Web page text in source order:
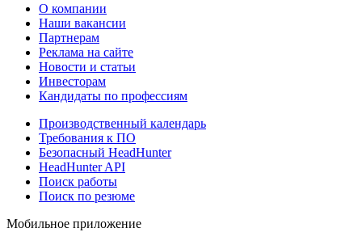
О компании
Наши вакансии
Партнерам
Реклама на сайте
Новости и статьи
Инвесторам
Кандидаты по профессиям
Производственный календарь
Требования к ПО
Безопасный HeadHunter
HeadHunter API
Поиск работы
Поиск по резюме
Мобильное приложение